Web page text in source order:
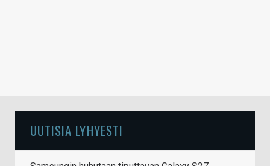
UUTISIA LYHYESTI